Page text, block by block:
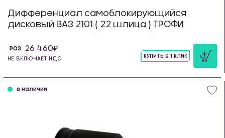
Дифференциал самоблокирующийся
дисковый ВАЗ 2101 ( 22 шлица ) ТРОФИ
РОЗ 26 460
НЕ ВКЛЮЧАЕТ НДС
КУПИТЬ В 1 КЛИК
в наличии